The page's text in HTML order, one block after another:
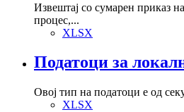
Извештај со сумарен приказ
процес,...
XLSX
Податоци за
Овој тип на податоци е од
XLSX